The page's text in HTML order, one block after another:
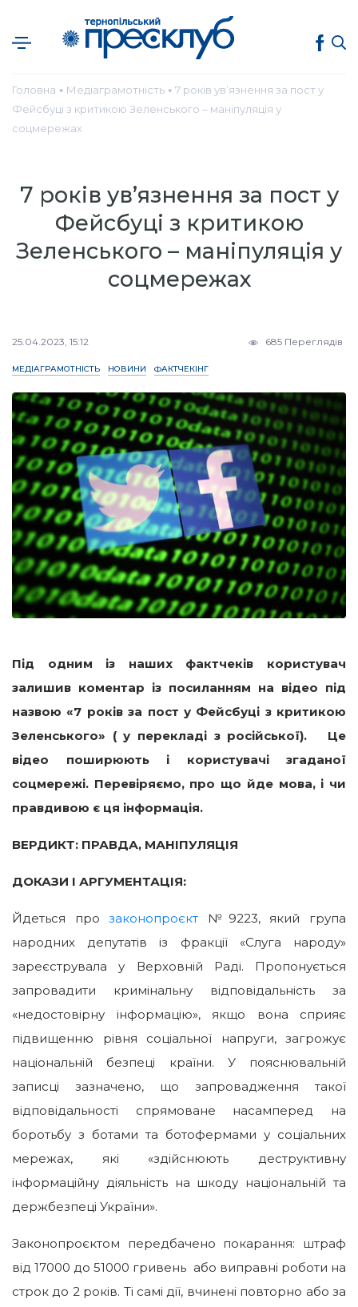
Головна ● Медіаграмотність ● 7 років ув’язнення за пост у
Фейсбуці з критикою Зеленського – маніпуляція у
соцмережах
7 років ув’язнення за пост у
Фейсбуці з критикою
Зеленського – маніпуляція у
соцмережах
25.04.2023, 15:12 685 Переглядів
МЕДІАГРАМОТНІСТЬ НОВИНИ ФАКТЧЕКІНГ
Під одним із наших фактчеків користувач
залишив коментар із посиланням на відео під
назвою «7 років за пост у Фейсбуці з критикою
Зеленського» ( у перекладі з російської). Це
відео поширюють і користувачі згаданої
соцмережі. Перевіряємо, про що йде мова, і чи
правдивою є ця інформація.
ВЕРДИКТ: ПРАВДА, МАНІПУЛЯЦІЯ
ДОКАЗИ І АРГУМЕНТАЦІЯ:
Йдеться прозаконопроєкт №9223, який група
народних депутатів із фракції «Слуга народу»
зареєструвала у Верховній Раді. Пропонується
запровадити кримінальну відповідальність за
«недостовірну інформацію», якщо вона сприяє
підвищенню рівня соціальної напруги, загрожує
національній безпеці країни. У пояснювальній
записці зазначено, що запровадження такої
відповідальності спрямоване насамперед на
боротьбу з ботами та ботофермами у соціальних
мережах, які «здійснюють деструктивну
інформаційну діяльність на шкоду національній та
держбезпеці України».
Законопроєктом передбачено покарання: штраф
від 17000 до 51000 гривень або виправні роботи на
строк до 2 років. Ті самі дії, вчинені повторно або за